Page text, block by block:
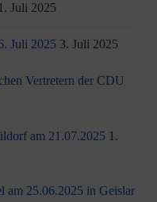
Juli 2025
Juli 2025 3. Juli 2025
Vertretern der CDU
am 21.07.2025 1.
am 25.06.2025 in Geislar